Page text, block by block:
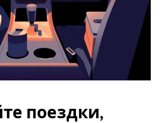
поездки,